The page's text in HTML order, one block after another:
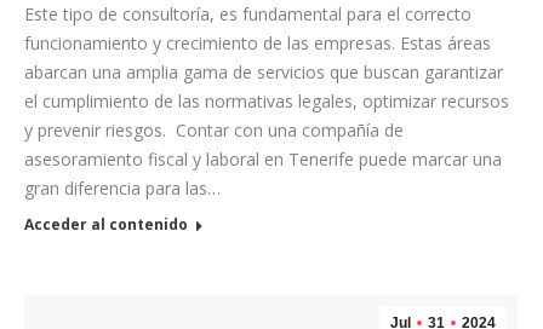
Este tipo de consultoría, es fundamental para el correcto
funcionamiento y crecimiento de las empresas. Estas áreas
abarcan una amplia gama de servicios que buscan garantizar
el cumplimiento de las normativas legales, optimizar recursos
y prevenir riesgos. Contar con una compañía de
asesoramiento fiscal y laboral en Tenerife puede marcar una
gran diferencia para las…
Acceder al contenido
Jul 31 2024